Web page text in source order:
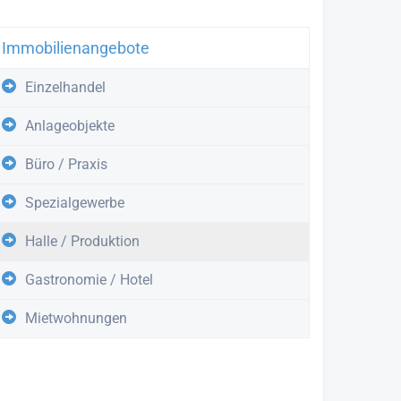
Immobilienangebote
Einzelhandel
Anlageobjekte
Büro / Praxis
Spezialgewerbe
Halle / Produktion
Gastronomie / Hotel
Mietwohnungen